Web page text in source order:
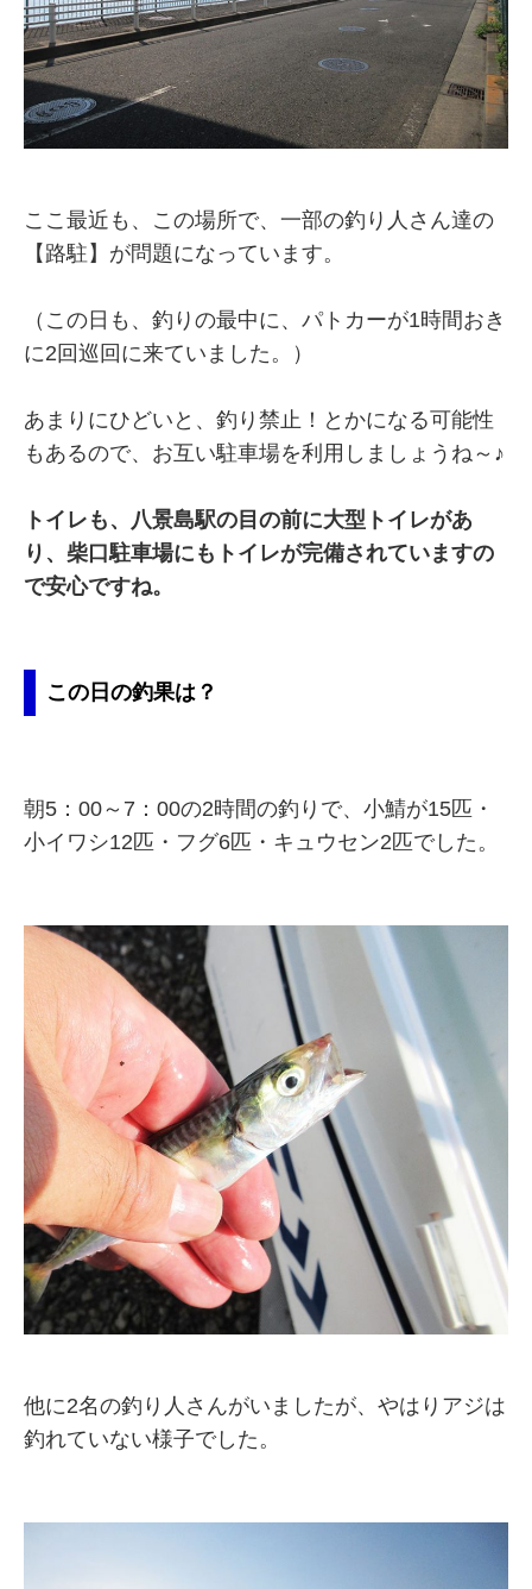
ここ最近も、この場所で、一部の釣り人さん達の
【路駐】が問題になっています。
（この日も、釣りの最中に、パトカーが1時間おき
に2回巡回に来ていました。）
あまりにひどいと、釣り禁止！とかになる可能性
もあるので、お互い駐車場を利用しましょうね～♪
トイレも、八景島駅の目の前に大型トイレがあ
り、柴口駐車場にもトイレが完備されていますの
で安心ですね。
この日の釣果は？
朝5：00～7：00の2時間の釣りで、小鯖が15匹・
小イワシ12匹・フグ6匹・キュウセン2匹でした。
他に2名の釣り人さんがいましたが、やはりアジは
釣れていない様子でした。